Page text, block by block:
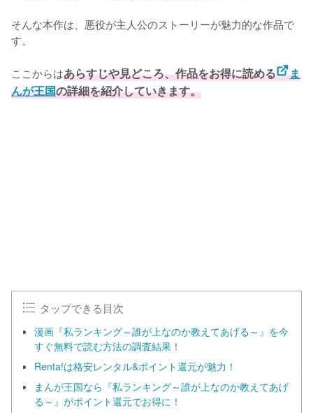
そんな本作は、悪役が主人公のストーリーが魅力的な作品で
す。
ここからはあらすじや見どころ、作品をお得に読める
ま
んが王国の詳細を紹介していきます。
タップできる目次
漫画『私ランキング～誰が上なのか教えてあげる～』を今
すぐ無料で読む方法の調査結果！
Renta!は格安レンタル&ポイント還元が魅力！
まんが王国なら『私ランキング～誰が上なのか教えてあげ
る～』がポイント還元でお得に！